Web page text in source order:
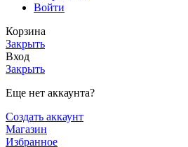
Войти
Корзина
Закрыть
Вход
Закрыть
Еще нет аккаунта?
Создать аккаунт
Магазин
Избранное